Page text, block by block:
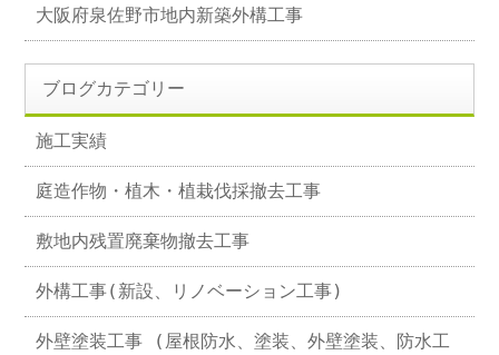
大阪府泉佐野市地内新築外構工事
ブログカテゴリー
施工実績
庭造作物・植木・植栽伐採撤去工事
敷地内残置廃棄物撤去工事
外構工事(新設、リノベーション工事)
外壁塗装工事 (屋根防水、塗装、外壁塗装、防水工